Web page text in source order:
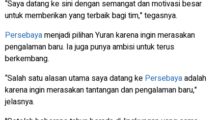
“Saya datang ke sini dengan semangat dan motivasi besar
untuk memberikan yang terbaik bagi tim," tegasnya.
Persebayamenjadi pilihan Yuran karena ingin merasakan
pengalaman baru. Ia juga punya ambisi untuk terus
berkembang.
“Salah satu alasan utama saya datang ke Persebayaadalah
karena ingin merasakan tantangan dan pengalaman baru,"
jelasnya.